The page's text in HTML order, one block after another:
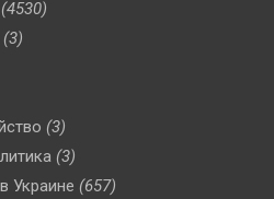
(4530)
(3)
(3)
(3)
Украине (657)